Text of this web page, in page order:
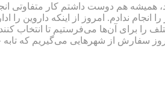
هم دوست داشتم کار متفاوتی
انجام ندادم. امروز از اینکه
برای آن‌ها می‌فرستیم تا انتخاب کنند.
سفارش از شهرهایی می‌گیریم که